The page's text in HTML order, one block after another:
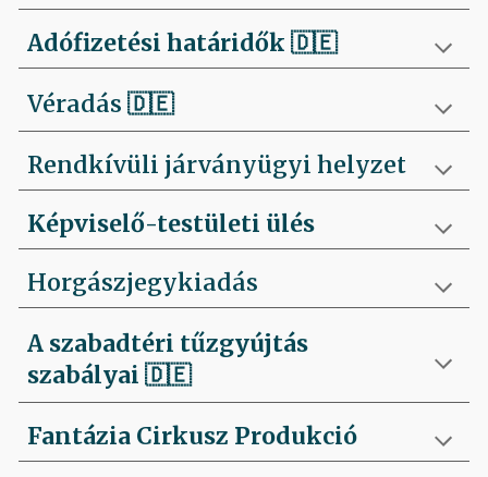
Adófizetési határidők🇩🇪
Véradás🇩🇪
Rendkívüli járványügyi helyzet
Képviselő-testületi ülés
Horgászjegykiadás
A szabadtéri tűzgyújtás
szabályai 🇩🇪
Fantázia Cirkusz Produkció